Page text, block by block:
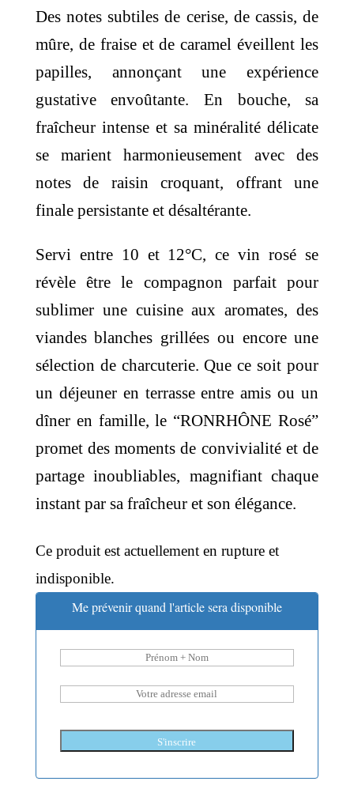
Des notes subtiles de cerise, de cassis, de
mûre, de fraise et de caramel éveillent les
papilles, annonçant une expérience
gustative envoûtante. En bouche, sa
fraîcheur intense et sa minéralité délicate
se marient harmonieusement avec des
notes de raisin croquant, offrant une
finale persistante et désaltérante.
Servi entre 10 et 12°C, ce vin rosé se
révèle être le compagnon parfait pour
sublimer une cuisine aux aromates, des
viandes blanches grillées ou encore une
sélection de charcuterie. Que ce soit pour
un déjeuner en terrasse entre amis ou un
dîner en famille, le “RONRHÔNE Rosé”
promet des moments de convivialité et de
partage inoubliables, magnifiant chaque
instant par sa fraîcheur et son élégance.
Ce produit est actuellement en rupture et
indisponible.
Me prévenir quand l'article sera disponible
S'inscrire